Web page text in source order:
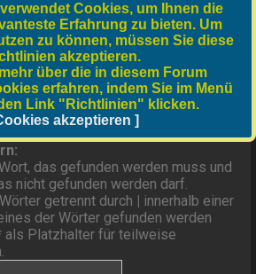
das gefunden werden muss und
nicht gefunden werden darf.
getrennt durch
innerhalb einer
der Wörter gefunden werden
als Platzhalter für teilweise
Cookies, um Ihnen die
Erfahrung zu bieten. Um
zu können, müssen Sie diese
akzeptieren.
über die in diesem Forum
erfahren, indem Sie im Menü
Link "Richtlinien" klicken.
akzeptieren ]